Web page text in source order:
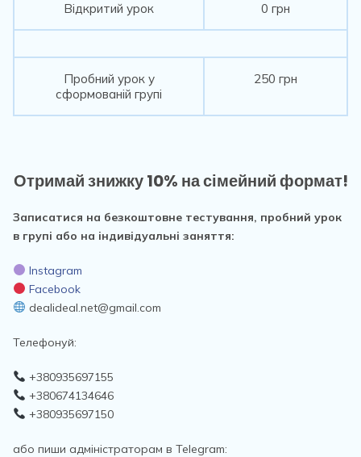
Відкритий урок 0 грн
Пробний урок у
сформованій групі
250 грн
Отримай знижку 10% на сімейний формат!
Записатися на безкоштовне тестування, пробний урок
в групі або на індивідуальні заняття:
Instagram
Facebook
dealideal.net@gmail.com
Телефонуй:
+380935697155
+380674134646
+380935697150
або пиши адміністраторам в Telegram: